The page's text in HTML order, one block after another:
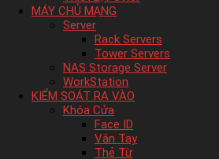
MÁY CHỦ MẠNG
Server
Rack Servers
Tower Servers
NAS Storage Server
WorkStation
KIỂM SOÁT RA VÀO
Khóa Cửa
Face ID
Vân Tay
Thẻ Từ